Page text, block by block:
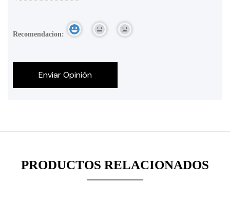
Recomendacion:
PRODUCTOS RELACIONADOS